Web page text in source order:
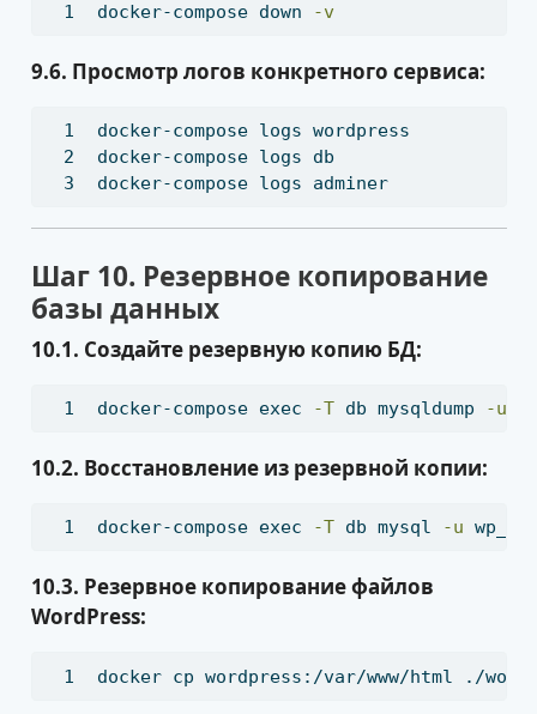
docker-compose down -v
9.6. Просмотр логов конкретного сервиса:
docker-compose logs wordpress
docker-compose logs db
docker-compose logs adminer
Шаг 10. Резервное копирование
базы данных
10.1. Создайте резервную копию БД:
docker-compose exec -T db mysqldump -u
10.2. Восстановление из резервной копии:
docker-compose exec -T db mysql -u
10.3. Резервное копирование файлов
WordPress:
docker cp wordpress:/var/www/html ./